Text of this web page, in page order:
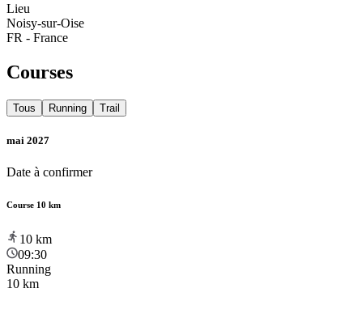
Lieu
Noisy-sur-Oise
FR - France
Courses
Tous Running Trail
mai 2027
Date à confirmer
Course 10 km
10 km
09:30
Running
10 km